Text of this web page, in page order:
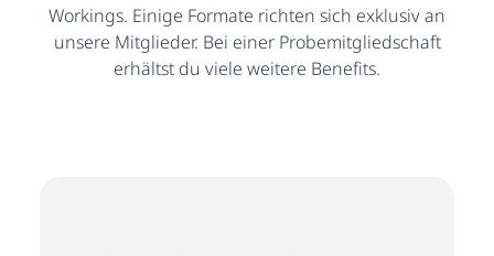
Workings. Einige Formate richten sich exklusiv an
unsere Mitglieder. Bei einer Probemitgliedschaft
erhältst du viele weitere Benefits.